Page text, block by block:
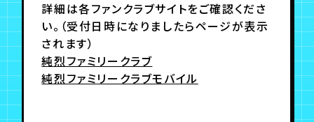
詳細は各ファンクラブサイトをご確認くださ
い。（受付日時になりましたらページが表示
されます）
純烈ファミリークラブ
純烈ファミリークラブモバイル